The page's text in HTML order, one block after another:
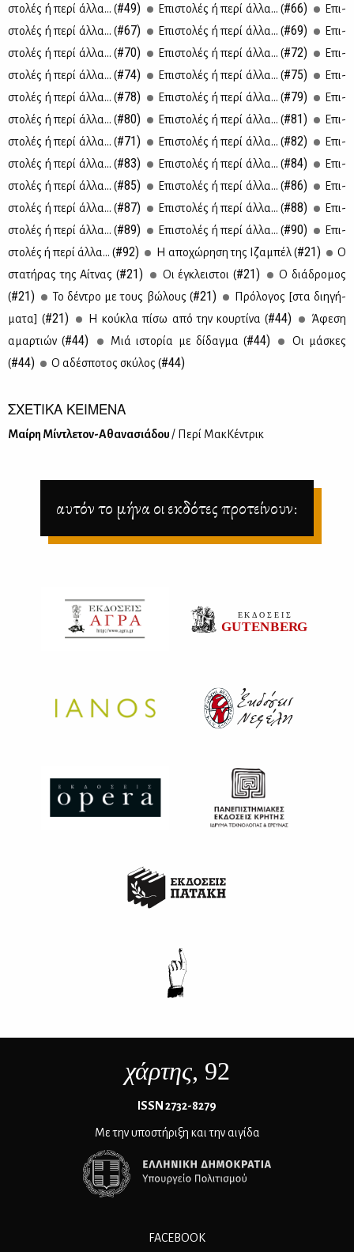
στο­λές ή πε­ρί άλ­λα... (#49) Επι­στο­λές ή πε­ρί άλ­λα... (#66)
Επι­
στο­λές ή πε­ρί άλ­λα... (#67) Επι­στο­λές ή πε­ρί άλ­λα... (#69)
Επι­
στο­λές ή πε­ρί άλ­λα... (#70) Επι­στο­λές ή πε­ρί άλ­λα... (#72)
Επι­
στο­λές ή πε­ρί άλ­λα... (#74) Επι­στο­λές ή πε­ρί άλ­λα... (#75)
Επι­
στο­λές ή πε­ρί άλ­λα... (#78) Επι­στο­λές ή πε­ρί άλ­λα... (#79)
Επι­
στο­λές ή πε­ρί άλ­λα... (#80) Επι­στο­λές ή πε­ρί άλ­λα... (#81)
Επι­
στο­λές ή πε­ρί άλ­λα... (#71) Επι­στο­λές ή πε­ρί άλ­λα... (#82)
Επι­
στο­λές ή πε­ρί άλ­λα... (#83) Επι­στο­λές ή πε­ρί άλ­λα... (#84)
Επι­
στο­λές ή πε­ρί άλ­λα... (#85) Επι­στο­λές ή πε­ρί άλ­λα... (#86)
Επι­
στο­λές ή πε­ρί άλ­λα... (#87) Επι­στο­λές ή πε­ρί άλ­λα... (#88)
Επι­
στο­λές ή πε­ρί άλ­λα... (#89) Επι­στο­λές ή πε­ρί άλ­λα... (#90)
Επι­
στο­λές ή πε­ρί άλ­λα... (#92) Η απο­χώ­ρη­ση της Ιζα­μπέλ (#21)
Ο
στα­τή­ρας της Αίτ­νας (#21) Οι έγκλει­στοι (#21)
Ο διά­δρο­μος
(#21) Το δέ­ντρο με τους βώ­λους (#21)
Πρό­λο­γος [στα δι­η­γή­
μα­τα] (#21) Η κού­κλα πί­σω από την κουρ­τί­να (#44)
Άφε­ση
αμαρ­τιών (#44) Μιά ιστο­ρία με δί­δαγ­μα (#44)
Oι μά­σκες
(#44) Ο αδέ­σπο­τος σκύ­λος (#44)
ΣΧΕΤΙΚΑ ΚΕΙΜΕΝΑ
Μαί­ρη Μί­ντλε­τον-Αθα­να­σιά­δου / Πε­ρί Μακ­Κέ­ντρικ
αυτόν το μήνα οι εκδότες προτείνουν:
χάρτης, 92
ΙSSN 2732-8279
Με την υποστήριξη και την αιγίδα
FACEBOOK